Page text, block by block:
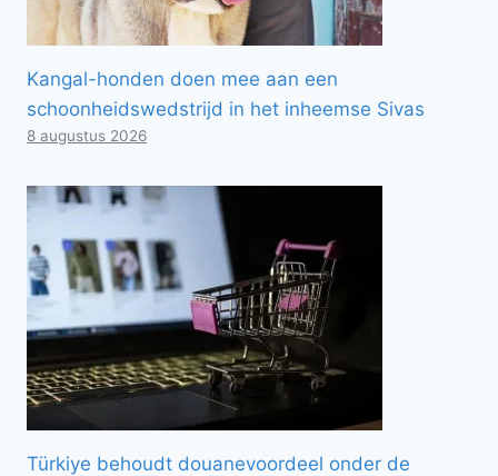
Kangal-honden doen mee aan een
schoonheidswedstrijd in het inheemse Sivas
8 augustus 2026
Türkiye behoudt douanevoordeel onder de